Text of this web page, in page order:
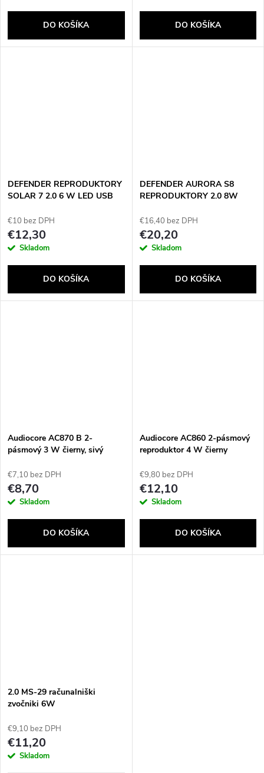
DO KOŠÍKA DO KOŠÍKA
DEFENDER REPRODUKTORY
SOLAR 7 2.0 6 W LED USB
€10 bez DPH
€12,30
Skladom
DO KOŠÍKA
DEFENDER AURORA S8
REPRODUKTORY 2.0 8W
€16,40 bez DPH
€20,20
Skladom
DO KOŠÍKA
Audiocore AC870 B 2-
pásmový 3 W čierny, sivý
€7,10 bez DPH
€8,70
Skladom
DO KOŠÍKA
Audiocore AC860 2-pásmový
reproduktor 4 W čierny
€9,80 bez DPH
€12,10
Skladom
DO KOŠÍKA
2.0 MS-29 računalniški
zvočniki 6W
€9,10 bez DPH
€11,20
Skladom